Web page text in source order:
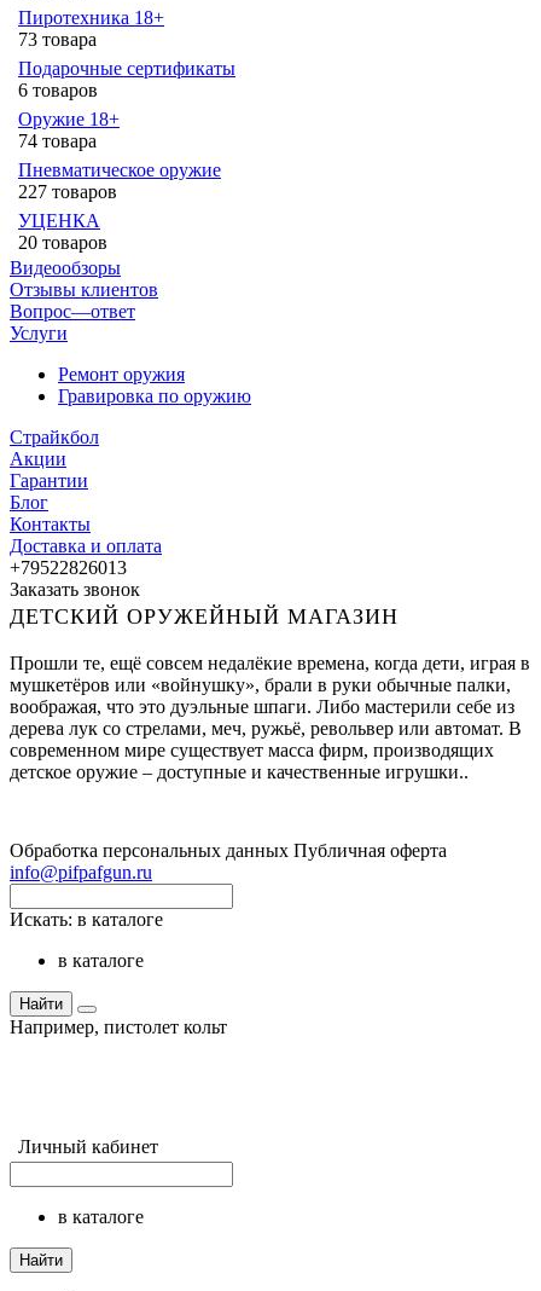
Пиротехника 18+
73 товара
Подарочные сертификаты
6 товаров
Оружие 18+
74 товара
Пневматическое оружие
227 товаров
УЦЕНКА
20 товаров
Видеообзоры
Отзывы клиентов
Вопрос—ответ
Услуги
Ремонт оружия
Гравировка по оружию
Страйкбол
Акции
Гарантии
Блог
Контакты
Доставка и оплата
+79522826013
Заказать звонок
ДЕТСКИЙ ОРУЖЕЙНЫЙ МАГАЗИН
Прошли те, ещё совсем недалёкие времена, когда дети, играя в
мушкетёров или «войнушку», брали в руки обычные палки,
воображая, что это дуэльные шпаги. Либо мастерили себе из
дерева лук со стрелами, меч, ружьё, револьвер или автомат. В
современном мире существует масса фирм, производящих
детское оружие – доступные и качественные игрушки..
Обработка персональных данных Публичная оферта
info@pifpafgun.ru
Искать: в каталоге
в каталоге
Найти
Например, пистолет кольт
Личный кабинет
в каталоге
Найти